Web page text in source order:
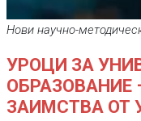
Нови научно-
УРОЦИ ЗА
ОБРАЗОВАНИЕ
ЗАИМСТВА ОТ